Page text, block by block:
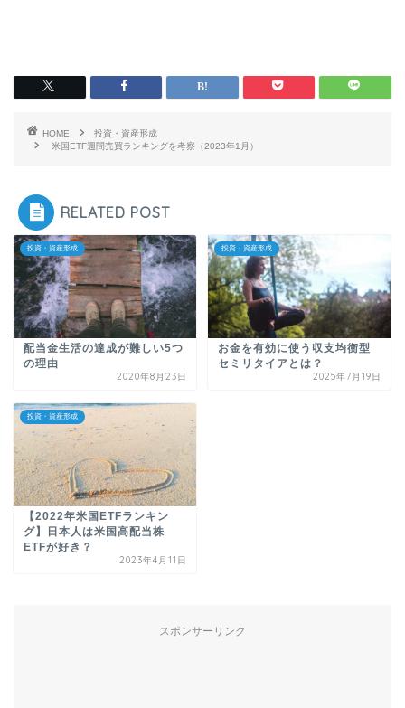
HOME
投資・資産形成
米国ETF週間売買ランキングを考察（2023年1月）
RELATED POST
投資・資産形成
配当金生活の達成が難しい5つ
の理由
2020年8月23日
投資・資産形成
お金を有効に使う収支均衡型
セミリタイアとは？
2025年7月19日
投資・資産形成
【2022年米国ETFランキン
グ】日本人は米国高配当株
ETFが好き？
2023年4月11日
スポンサーリンク